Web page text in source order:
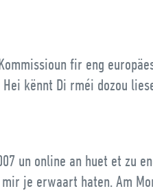
fir eng
kënnt Di rméi dozou
un online an huet et zu
je erwaart haten. Am